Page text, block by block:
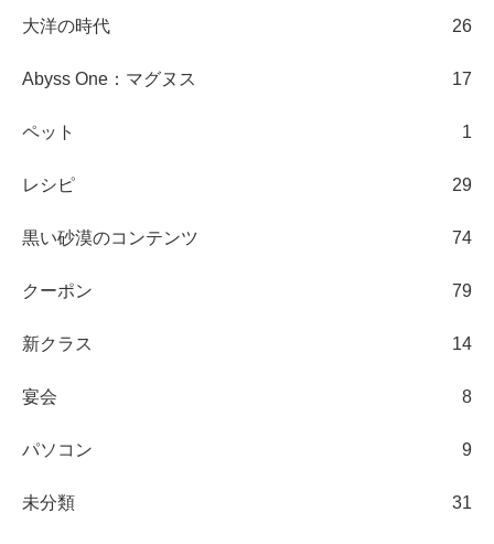
大洋の時代 26
Abyss One：マグヌス 17
ペット 1
レシピ 29
黒い砂漠のコンテンツ 74
クーポン 79
新クラス 14
宴会 8
パソコン 9
未分類 31